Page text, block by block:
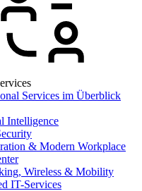
Services im Überblick
Intelligence
& Modern Workplace
Wireless & Mobility
IT-Services